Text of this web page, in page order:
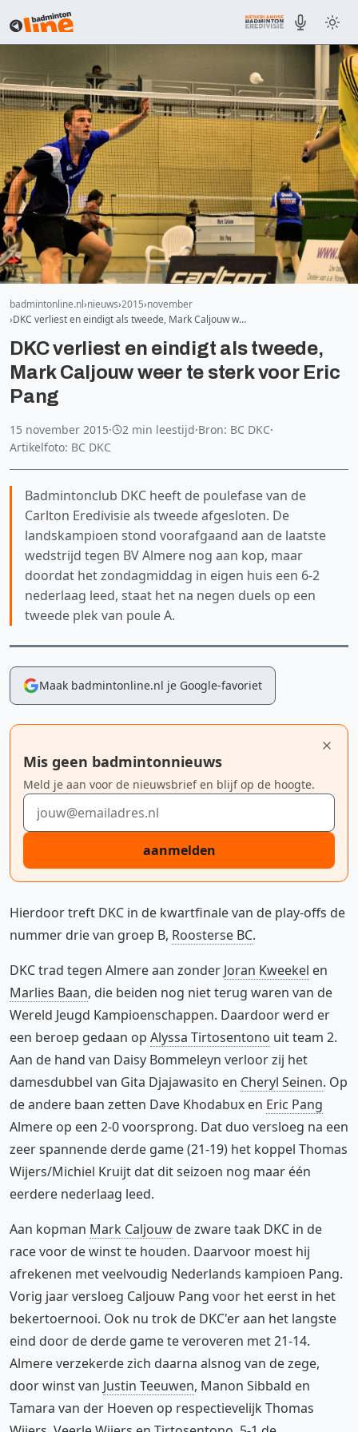
badmintonline.nl nieuws 2015 november
DKC verliest en eindigt als tweede, Mark Caljouw w…
DKC verliest en eindigt als tweede,
Mark Caljouw weer te sterk voor Eric
Pang
15 november 2015· 2 min leestijd·Bron: BC DKC·
Artikelfoto: BC DKC
Badmintonclub DKC heeft de poulefase van de
Carlton Eredivisie als tweede afgesloten. De
landskampioen stond voorafgaand aan de laatste
wedstrijd tegen BV Almere nog aan kop, maar
doordat het zondagmiddag in eigen huis een 6-2
nederlaag leed, staat het na negen duels op een
tweede plek van poule A.
Maak badmintonline.nl je Google-favoriet
Mis geen badmintonnieuws
Meld je aan voor de nieuwsbrief en blijf op de hoogte.
E-mailadres
aanmelden
Hierdoor treft DKC in de kwartfinale van de play-offs de
nummer drie van groep B, Roosterse BC.
DKC trad tegen Almere aan zonder Joran Kweekel en
Marlies Baan, die beiden nog niet terug waren van de
Wereld Jeugd Kampioenschappen. Daardoor werd er
een beroep gedaan op Alyssa Tirtosentono uit team 2.
Aan de hand van Daisy Bommeleyn verloor zij het
damesdubbel van Gita Djajawasito en Cheryl Seinen. Op
de andere baan zetten Dave Khodabux en Eric Pang
Almere op een 2-0 voorsprong. Dat duo versloeg na een
zeer spannende derde game (21-19) het koppel Thomas
Wijers/Michiel Kruijt dat dit seizoen nog maar één
eerdere nederlaag leed.
Aan kopman Mark Caljouw de zware taak DKC in de
race voor de winst te houden. Daarvoor moest hij
afrekenen met veelvoudig Nederlands kampioen Pang.
Vorig jaar versloeg Caljouw Pang voor het eerst in het
bekertoernooi. Ook nu trok de DKC'er aan het langste
eind door de derde game te veroveren met 21-14.
Almere verzekerde zich daarna alsnog van de zege,
door winst van Justin Teeuwen, Manon Sibbald en
Tamara van der Hoeven op respectievelijk Thomas